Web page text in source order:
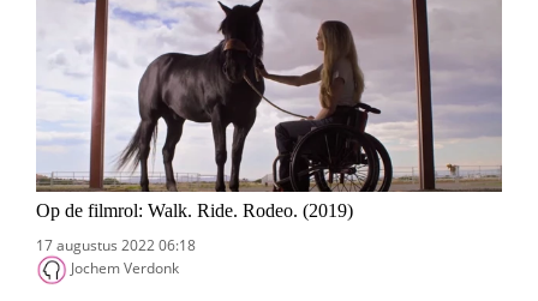
Op de filmrol: Walk. Ride. Rodeo. (2019)
17 augustus 2022 06:18
Jochem Verdonk